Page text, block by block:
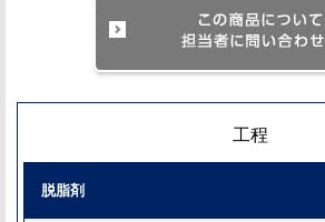
工程
脱脂剤